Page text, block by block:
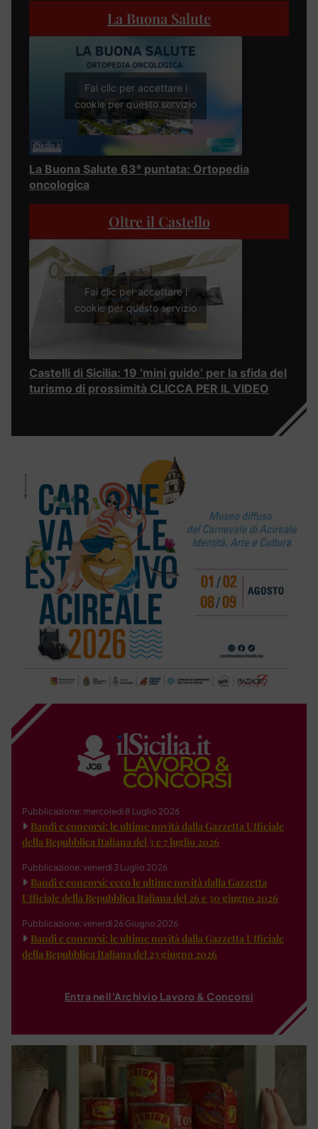
La Buona Salute
Fai clic per accettare i
cookie per questo servizio
La Buona Salute 63° puntata: Ortopedia
oncologica
Oltre il Castello
Fai clic per accettare i
cookie per questo servizio
Castelli di Sicilia: 19 ‘mini guide’ per la sfida del
turismo di prossimità CLICCA PER IL VIDEO
Pubblicazione: mercoledì 8 Luglio 2026
Bandi e concorsi: le ultime novità dalla Gazzetta Ufficiale
della Repubblica Italiana del 3 e 7 luglio 2026
Pubblicazione: venerdì 3 Luglio 2026
Bandi e concorsi: ecco le ultime novità dalla Gazzetta
Ufficiale della Repubblica Italiana del 26 e 30 giugno 2026
Pubblicazione: venerdì 26 Giugno 2026
Bandi e concorsi: le ultime novità dalla Gazzetta Ufficiale
della Repubblica Italiana del 23 giugno 2026
Entra nell'Archivio Lavoro & Concorsi